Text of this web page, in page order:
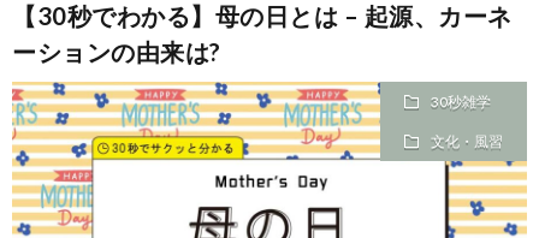
【30秒でわかる】母の日とは – 起源、カーネ
ーションの由来は?
30秒雑学
文化・風習